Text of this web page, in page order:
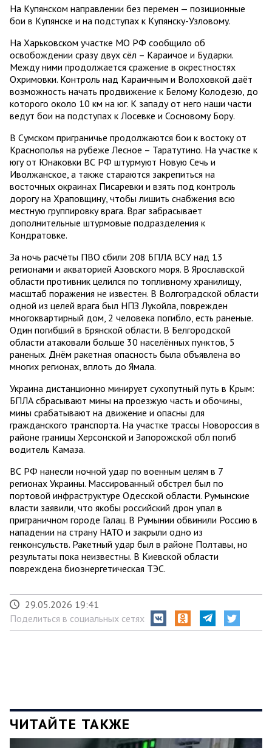
На Купянском направлении без перемен — позиционные
бои в Купянске и на подступах к Купянску-Узловому.
На Харьковском участке МО РФ сообщило об
освобождении сразу двух сёл – Караичое и Бударки.
Между ними продолжается сражение в окрестностях
Охримовки. Контроль над Караичным и Волоховкой даёт
возможность начать продвижение к Белому Колодезю, до
которого около 10 км на юг. К западу от него наши части
ведут бои на подступах к Лосевке и Сосновому Бору.
В Сумском приграничье продолжаются бои к востоку от
Краснополья на рубеже Лесное – Таратутино. На участке к
югу от Юнаковки ВС РФ штурмуют Новую Сечь и
Иволжанское, а также стараются закрепиться на
восточных окраинах Писаревки и взять под контроль
дорогу на Храповщину, чтобы лишить снабжения всю
местную группировку врага. Враг забрасывает
дополнительные штурмовые подразделения к
Кондратовке.
За ночь расчёты ПВО сбили 208 БПЛА ВСУ над 13
регионами и акваторией Азовского моря. В Ярославской
области противник целился по топливному хранилищу,
масштаб поражения не известен. В Волгоградской области
одной из целей врага был НПЗ Лукойла, поврежден
многоквартирный дом, 2 человека погибло, есть раненые.
Один погибший в Брянской области. В Белгородской
области атаковали больше 30 населённых пунктов, 5
раненых. Днём ракетная опасность была объявлена во
многих регионах, вплоть до Ямала.
Украина дистанционно минирует сухопутный путь в Крым:
БПЛА сбрасывают мины на проезжую часть и обочины,
мины срабатывают на движение и опасны для
гражданского транспорта. На участке трассы Новороссия в
районе границы Херсонской и Запорожской обл погиб
водитель Камаза.
ВС РФ нанесли ночной удар по военным целям в 7
регионах Украины. Массированный обстрел был по
портовой инфраструктуре Одесской области. Румынские
власти заявили, что якобы российский дрон упал в
приграничном городе Галац. В Румынии обвинили Россию в
нападении на страну НАТО и закрыли одно из
генконсульств. Ракетный удар был в районе Полтавы, но
результаты пока неизвестны. В Киевской области
повреждена биоэнергетическая ТЭС.
29.05.2026 19:41
Поделиться в социальных сетях
ЧИТАЙТЕ ТАКЖЕ